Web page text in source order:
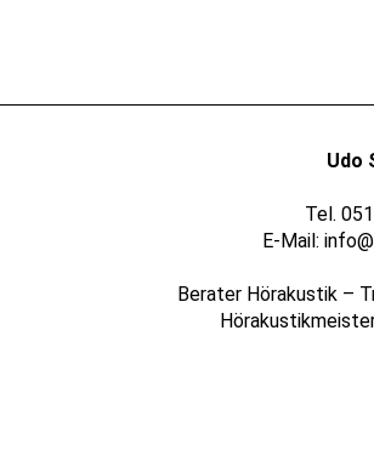
Udo
Tel.
E-Mail:
Berater Hörakustik –